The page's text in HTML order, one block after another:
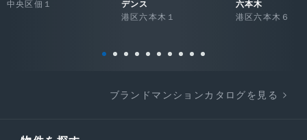
中央区佃１
デンス
港区六本木１
六本木
港区六本木６
ブランドマンションカタログを見る